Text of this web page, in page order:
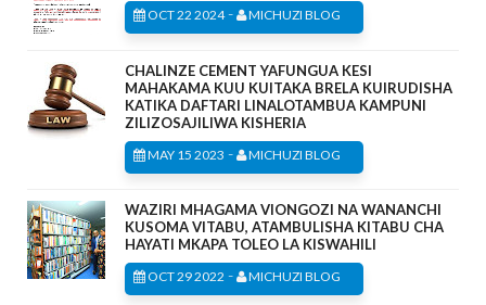
OCT 22 2024- MICHUZI BLOG
CHALINZE CEMENT YAFUNGUA KESI
MAHAKAMA KUU KUITAKA BRELA KUIRUDISHA
KATIKA DAFTARI LINALOTAMBUA KAMPUNI
ZILIZOSAJILIWA KISHERIA
MAY 15 2023 - MICHUZI BLOG
WAZIRI MHAGAMA VIONGOZI NA WANANCHI
KUSOMA VITABU, ATAMBULISHA KITABU CHA
HAYATI MKAPA TOLEO LA KISWAHILI
OCT 29 2022 - MICHUZI BLOG